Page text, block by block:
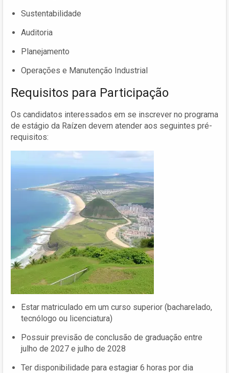
Sustentabilidade
Auditoria
Planejamento
Operações e Manutenção Industrial
Requisitos para Participação
Os candidatos interessados em se inscrever no programa
de estágio da Raízen devem atender aos seguintes pré-
requisitos:
Estar matriculado em um curso superior (bacharelado,
tecnólogo ou licenciatura)
Possuir previsão de conclusão de graduação entre
julho de 2027 e julho de 2028
Ter disponibilidade para estagiar 6 horas por dia